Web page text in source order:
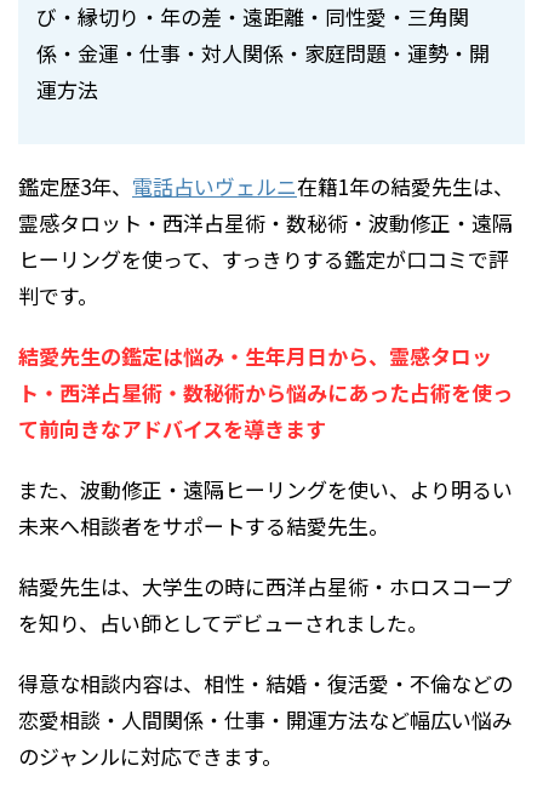
び・縁切り・年の差・遠距離・同性愛・三角関
係・金運・仕事・対人関係・家庭問題・運勢・開
運方法
鑑定歴3年、 電話占いヴェルニ在籍1年の結愛先生は、
霊感タロット・西洋占星術・数秘術・波動修正・遠隔
ヒーリングを使って、すっきりする鑑定が口コミで評
判です。
結愛先生の鑑定は悩み・生年月日から、霊感タロッ
ト・西洋占星術・数秘術から悩みにあった占術を使っ
て前向きなアドバイスを導きます
また、波動修正・遠隔ヒーリングを使い、より明るい
未来へ相談者をサポートする結愛先生。
結愛先生は、大学生の時に西洋占星術・ホロスコープ
を知り、占い師としてデビューされました。
得意な相談内容は、相性・結婚・復活愛・不倫などの
恋愛相談・人間関係・仕事・開運方法など幅広い悩み
のジャンルに対応できます。